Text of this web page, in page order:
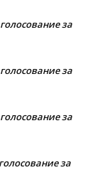
за
за
за
за